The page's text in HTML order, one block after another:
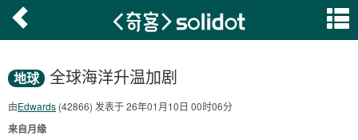
地球 全球海洋升温加剧
由Edwards (42866) 发表于 26年01月10日 00时06分
来自月缘